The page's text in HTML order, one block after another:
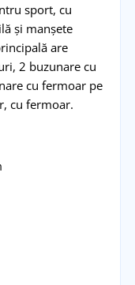
sport, cu
și manșete
are
2 buzunare cu
cu fermoar pe
cu fermoar.